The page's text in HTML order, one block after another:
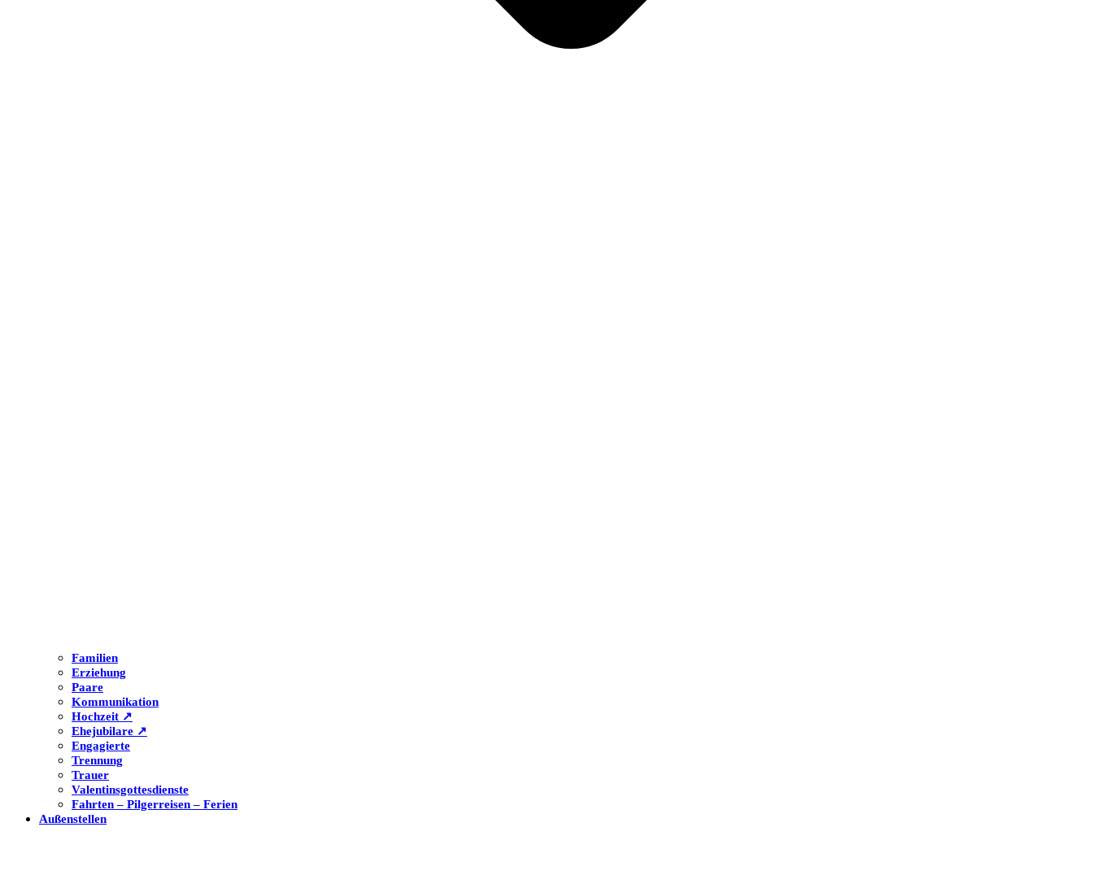
Familien
Erziehung
Paare
Kommunikation
Hochzeit ↗
Ehejubilare ↗
Engagierte
Trennung
Trauer
Valentinsgottesdienste
Fahrten – Pilgerreisen – Ferien
Außenstellen